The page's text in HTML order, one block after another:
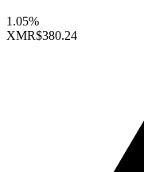
1.05%
XMR$380.24